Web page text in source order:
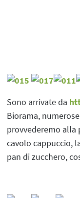
Sono arrivate da
Biorama,
provvederemo alla
cavolo cappuccio,
pan di zucchero,